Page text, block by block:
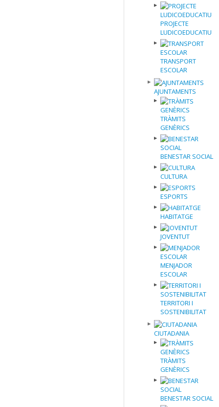
PROJECTE
LUDICOEDUCATIU
TRANSPORT
ESCOLAR
AJUNTAMENTS
TRÀMITS
GENÈRICS
BENESTAR SOCIAL
CULTURA
ESPORTS
HABITATGE
JOVENTUT
MENJADOR
ESCOLAR
TERRITORI I
SOSTENIBILITAT
CIUTADANIA
TRÀMITS
GENÈRICS
BENESTAR SOCIAL